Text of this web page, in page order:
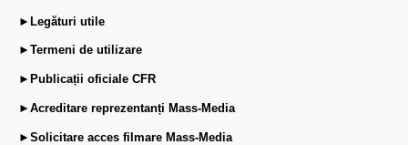
►Legături utile
►Termeni de utilizare
►Publicații oficiale CFR
►Acreditare reprezentanți Mass-Media
►Solicitare acces filmare Mass-Media